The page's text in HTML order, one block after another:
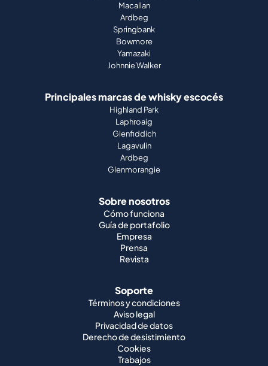
Macallan
Ardbeg
Springbank
Bowmore
Yamazaki
Johnnie Walker
Principales marcas de whisky escocés
Highland Park
Laphroaig
Glenfiddich
Lagavulin
Ardbeg
Glenmorangie
Sobre nosotros
Cómo funciona
Guía de portafolio
Empresa
Prensa
Revista
Soporte
Términos y condiciones
Aviso legal
Privacidad de datos
Derecho de desistimiento
Cookies
Trabajos